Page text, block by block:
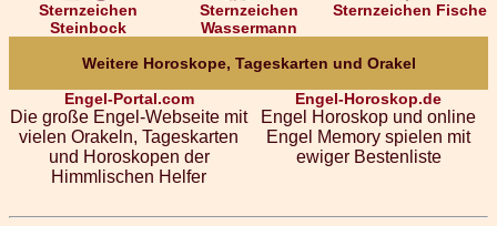
Sternzeichen
Steinbock
Sternzeichen
Wassermann
Sternzeichen Fische
Weitere Horoskope, Tageskarten und Orakel
Engel-Portal.com
Die große Engel-Webseite mit
vielen Orakeln, Tageskarten
und Horoskopen der
Himmlischen Helfer
Engel-Horoskop.de
Engel Horoskop und online
Engel Memory spielen mit
ewiger Bestenliste